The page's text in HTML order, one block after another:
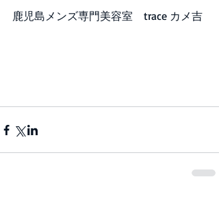
鹿児島メンズ専門美容室　trace カメ吉